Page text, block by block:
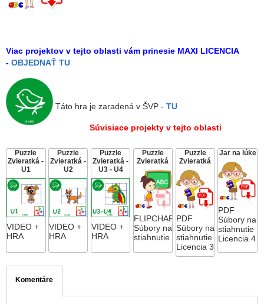
Viac projektov v tejto oblasti vám prinesie MAXI LICENCIA
- OBJEDNAŤ TU
Táto hra je zaradená v ŠVP - TU
Súvisiace projekty v tejto oblasti
Puzzle
Zvieratká -
U1
VIDEO +
HRA
Puzzle
Zvieratká -
U2
VIDEO +
HRA
Puzzle
Zvieratká -
U3 - U4
VIDEO +
HRA
Puzzle
Zvieratká
FLIPCHART
Súbory na
stiahnutie
Puzzle
Zvieratká
PDF
Súbory na
stiahnutie
Licencia 3
Jar na lúke
PDF
Súbory na
stiahnutie
Licencia 4
Komentáre